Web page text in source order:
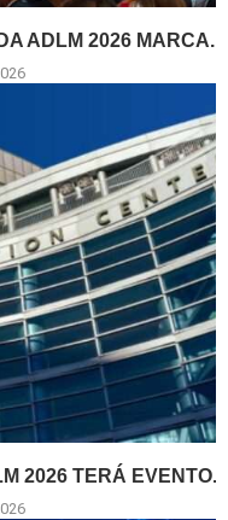
ADLM 2026 MARCA...
2026 TERÁ EVENTO...